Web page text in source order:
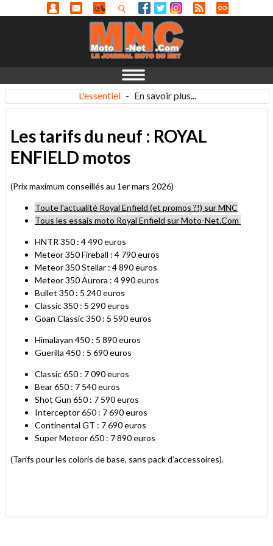
L'essentiel - En savoir plus...
Les tarifs du neuf : ROYAL
ENFIELD motos
(Prix maximum conseillés au 1er mars 2026)
Toute l'actualité Royal Enfield (et promos ?!) sur MNC
Tous les essais moto Royal Enfield sur Moto-Net.Com
HNTR 350 : 4 490 euros
Meteor 350 Fireball : 4 790 euros
Meteor 350 Stellar : 4 890 euros
Meteor 350 Aurora : 4 990 euros
Bullet 350 : 5 240 euros
Classic 350 : 5 290 euros
Goan Classic 350 : 5 590 euros
Himalayan 450 : 5 890 euros
Guerilla 450 : 5 690 euros
Classic 650 : 7 090 euros
Bear 650 : 7 540 euros
Shot Gun 650 : 7 590 euros
Interceptor 650 : 7 690 euros
Continental GT : 7 690 euros
Super Meteor 650 : 7 890 euros
(Tarifs pour les coloris de base, sans pack d’accessoires).